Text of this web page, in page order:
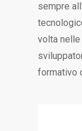
sempre
volta
formativo